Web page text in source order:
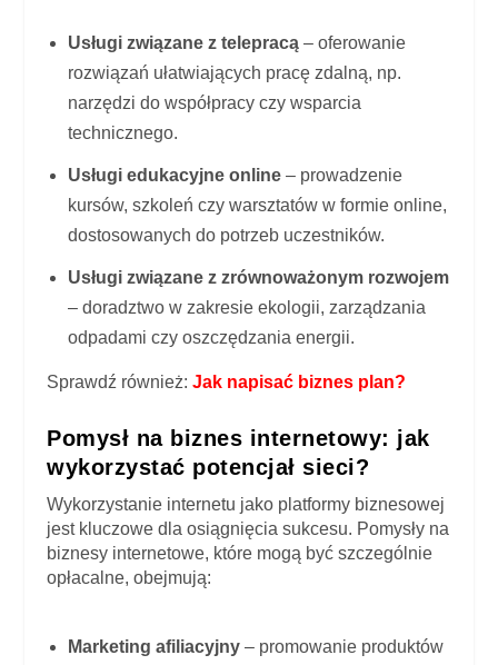
Usługi związane z telepracą– oferowanie
rozwiązań ułatwiających pracę zdalną, np.
narzędzi do współpracy czy wsparcia
technicznego.
Usługi edukacyjne online– prowadzenie
kursów, szkoleń czy warsztatów w formie online,
dostosowanych do potrzeb uczestników.
Usługi związane z zrównoważonym rozwojem
– doradztwo w zakresie ekologii, zarządzania
odpadami czy oszczędzania energii.
Sprawdź również:Jak napisać biznes plan?
Pomysł na biznes internetowy: jak
wykorzystać potencjał sieci?
Wykorzystanie internetu jako platformy biznesowej
jest kluczowe dla osiągnięcia sukcesu. Pomysły na
biznesy internetowe, które mogą być szczególnie
opłacalne, obejmują:
Marketing afiliacyjny– promowanie produktów